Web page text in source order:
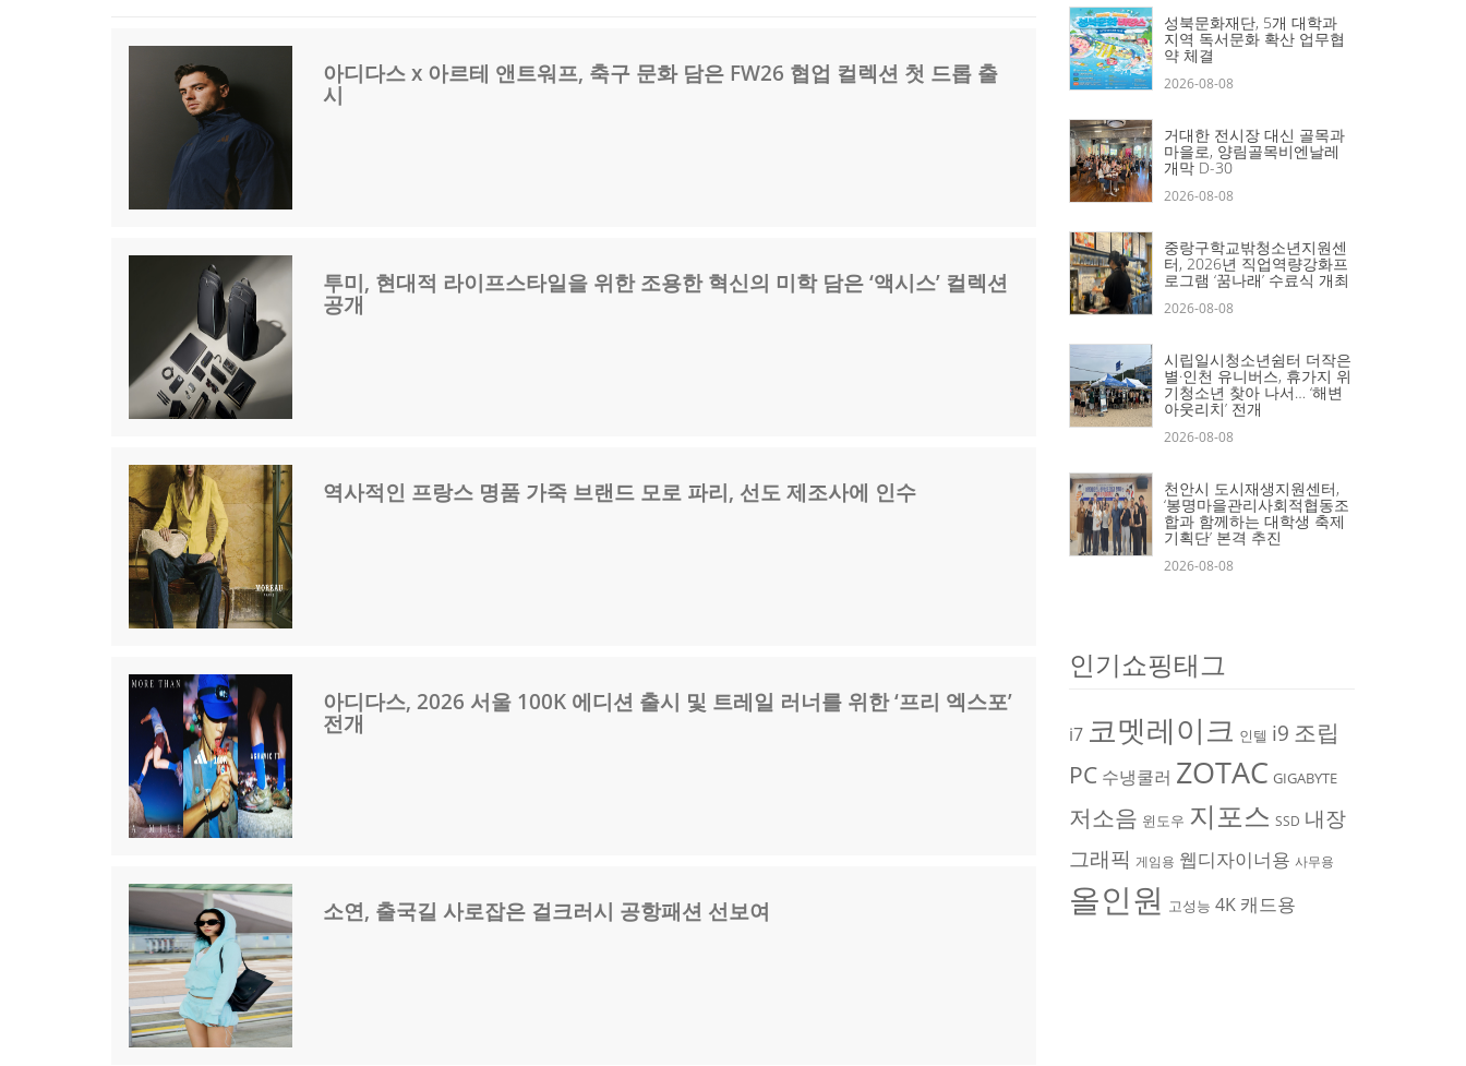
아디다스 x 아르테 앤트워프, 축구 문화 담은 FW26 협업 컬렉션 첫 드롭 출
시
투미, 현대적 라이프스타일을 위한 조용한 혁신의 미학 담은 ‘액시스’ 컬렉션
공개
역사적인 프랑스 명품 가죽 브랜드 모로 파리, 선도 제조사에 인수
아디다스, 2026 서울 100K 에디션 출시 및 트레일 러너를 위한 ‘프리 엑스포’
전개
소연, 출국길 사로잡은 걸크러시 공항패션 선보여
성북문화재단, 5개 대학과
지역 독서문화 확산 업무협
약 체결
2026-08-08
거대한 전시장 대신 골목과
마을로, 양림골목비엔날레
개막 D-30
2026-08-08
중랑구학교밖청소년지원센
터, 2026년 직업역량강화프
로그램 ‘꿈나래’ 수료식 개최
2026-08-08
시립일시청소년쉼터 더작은
별·인천 유니버스, 휴가지 위
기청소년 찾아 나서… ‘해변
아웃리치’ 전개
2026-08-08
천안시 도시재생지원센터,
‘봉명마을관리사회적협동조
합과 함께하는 대학생 축제
기획단’ 본격 추진
2026-08-08
인기쇼핑태그
i7 코멧레이크 인텔 i9 조립
PC 수냉쿨러 ZOTAC GIGABYTE
저소음 윈도우 지포스 SSD 내장
그래픽 게임용 웹디자이너용 사무용
올인원 고성능 4K 캐드용